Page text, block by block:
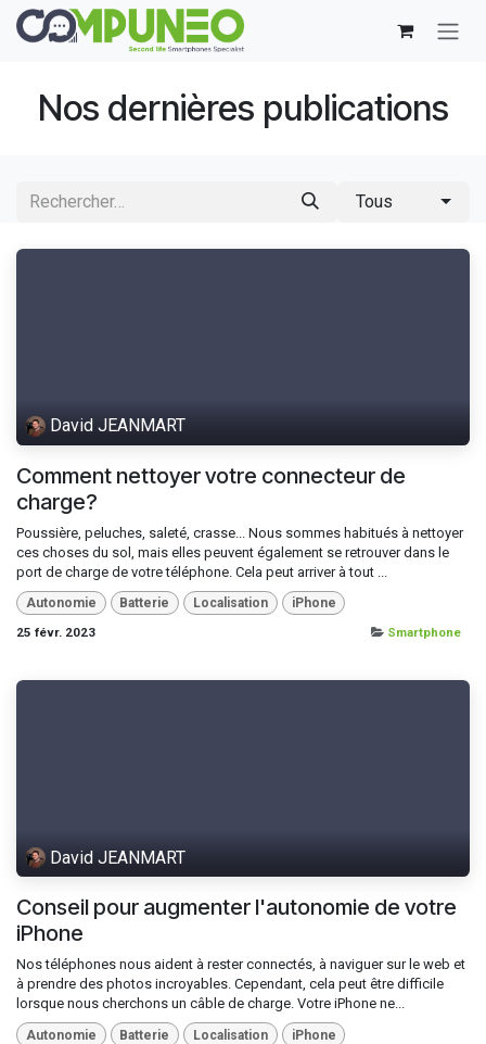
Se rendre au contenu
Nos dernières publications
Tous
David JEANMART
Comment nettoyer votre connecteur de
charge?
Poussière, peluches, saleté, crasse... Nous sommes habitués à nettoyer
ces choses du sol, mais elles peuvent également se retrouver dans le
port de charge de votre téléphone. Cela peut arriver à tout ...
Autonomie Batterie Localisation
iPhone
25 févr. 2023
Smartphone
David JEANMART
Conseil pour augmenter l'autonomie de votre
iPhone
Nos téléphones nous aident à rester connectés, à naviguer sur le web et
à prendre des photos incroyables. Cependant, cela peut être difficile
lorsque nous cherchons un câble de charge. Votre iPhone ne...
Autonomie Batterie Localisation
iPhone